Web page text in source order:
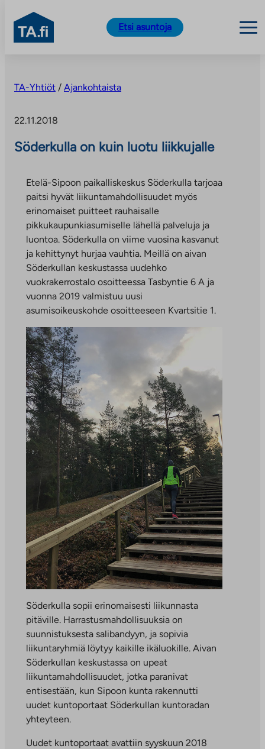
TA.fi
Etsi asuntoja
TA-Yhtiöt / Ajankohtaista
22.11.2018
Söderkulla on kuin luotu liikkujalle
Etelä-Sipoon paikalliskeskus Söderkulla tarjoaa
paitsi hyvät liikuntamahdollisuudet myös
erinomaiset puitteet rauhaisalle
pikkukaupunkiasumiselle lähellä palveluja ja
luontoa. Söderkulla on viime vuosina kasvanut
ja kehittynyt hurjaa vauhtia. Meillä on aivan
Söderkullan keskustassa uudehko
vuokrakerrostalo osoitteessa Tasbyntie 6 A ja
vuonna 2019 valmistuu uusi
asumisoikeuskohde osoitteeseen Kvartsitie 1.
Söderkulla sopii erinomaisesti liikunnasta
pitäville. Harrastusmahdollisuuksia on
suunnistuksesta salibandyyn, ja sopivia
liikuntaryhmiä löytyy kaikille ikäluokille. Aivan
Söderkullan keskustassa on upeat
liikuntamahdollisuudet, jotka paranivat
entisestään, kun Sipoon kunta rakennutti
uudet kuntoportaat Söderkullan kuntoradan
yhteyteen.
Uudet kuntoportaat avattiin syyskuun 2018